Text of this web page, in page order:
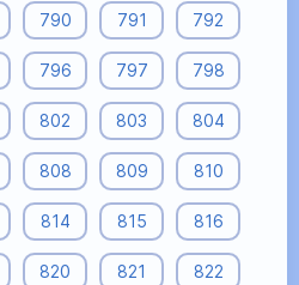
790 791 792
796 797 798
802 803 804
808 809 810
814 815 816
820 821 822